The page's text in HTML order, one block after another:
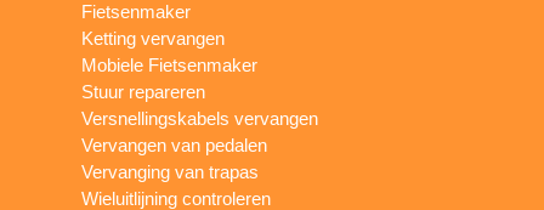
Fietsenmaker
Ketting vervangen
Mobiele Fietsenmaker
Stuur repareren
Versnellingskabels vervangen
Vervangen van pedalen
Vervanging van trapas
Wieluitlijning controleren